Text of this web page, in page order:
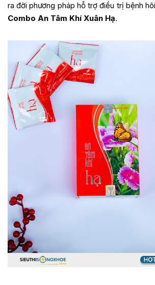
ra đời phương pháp hỗ trợ điều trị bệnh
Combo An Tâm Khí Xuân Hạ.